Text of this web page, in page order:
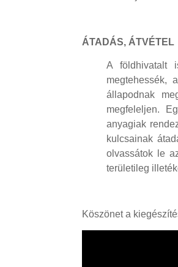
ÁTADÁS, ÁTVÉTEL
A földhivatalt
megtehessék,
állapodnak
megfeleljen.
anyagiak
kulcsainak
olvassátok le
területileg
Köszönet a